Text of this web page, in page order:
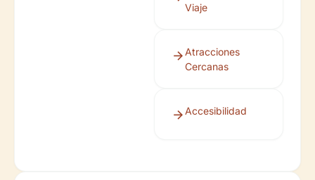
Viaje
Atracciones
Cercanas
Accesibilidad